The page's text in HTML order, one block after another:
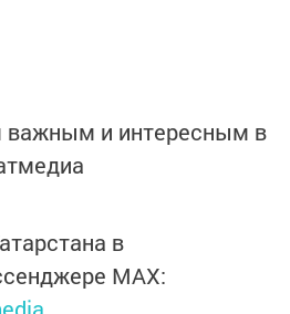
важным и интересным в
в
MАХ: